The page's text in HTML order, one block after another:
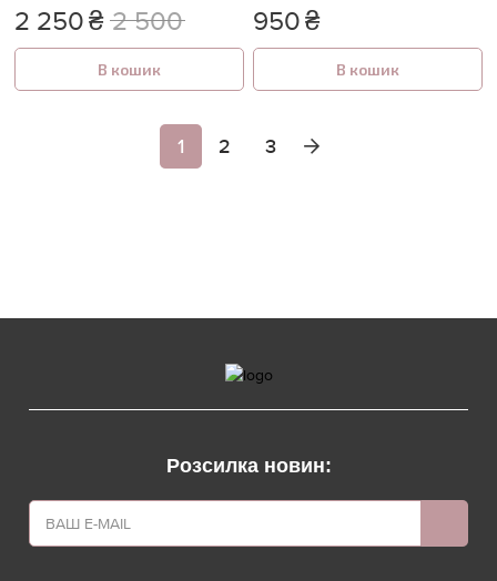
голови
2 250₴ 2 500
В кошик
950₴
В кошик
1 2 3
Розсилка новин: